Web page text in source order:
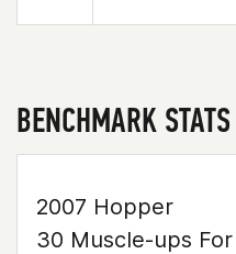
BENCHMARK STATS
2007 Hopper
30 Muscle-ups